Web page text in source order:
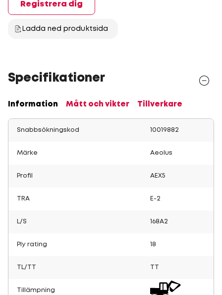
Registrera dig
Ladda ned produktsida
Specifikationer
Information Mått och vikter Tillverkare
Snabbsökningskod 10019882
Märke Aeolus
Profil AEX5
TRA E-2
L/S 168A2
Ply rating 18
TL/TT
Tillämpning